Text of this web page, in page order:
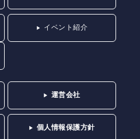
イベント紹介
運営会社
個人情報保護方針